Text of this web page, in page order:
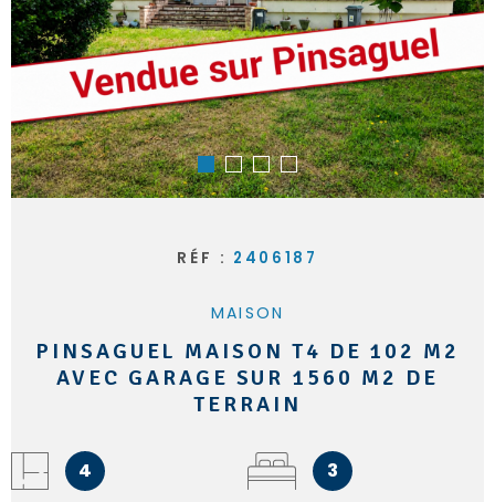
RÉF : 2406187
MAISON
PINSAGUEL MAISON T4 DE 102 M2
AVEC GARAGE SUR 1560 M2 DE
TERRAIN
4 3